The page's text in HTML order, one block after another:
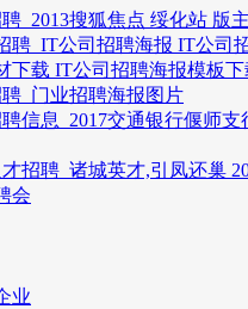
_2013搜狐焦点 绥化站 版
聘_IT公司招聘海报 IT公司
下载 IT公司招聘海报模板下
_门业招聘海报图片
信息_2017交通银行偃师
招聘_诸城英才,引凤还巢
会
业